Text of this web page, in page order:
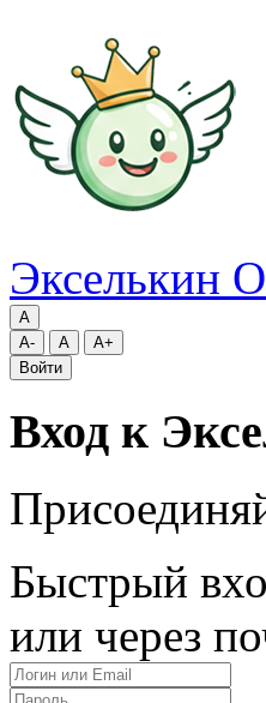
Экселькин
A
A-
A
A+
Войти
Вход к
Быстрый
или через